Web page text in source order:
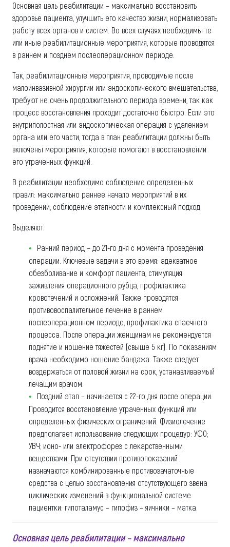
Основная цель реабилитации – максимально восстановить
здоровье пациента, улучшить его качество жизни, нормализовать
работу всех органов и систем. Во всех случаях необходимы те
или иные реабилитационные мероприятия, которые проводятся
в раннем и позднем послеоперационном периоде.
Так, реабилитационные мероприятия, проводимые после
малоинвазивной хирургии или эндоскопического вмешательства,
требуют не очень продолжительного периода времени, так как
процесс восстановления проходит достаточно быстро. Если это
внутриполостная или эндоскопическая операция с удалением
органа или его части, тогда в план реабилитации должны быть
включены мероприятия, которые помогают в восстановлении
его утраченных функций.
В реабилитации необходимо соблюдение определенных
правил: максимально раннее начало мероприятий в их
проведении, соблюдение этапности и комплексный подход.
Выделяют:
Ранний период − до 21-го дня с момента проведения
операции. Ключевые задачи в это время: адекватное
обезболивание и комфорт пациента, стимуляция
заживления операционного рубца, профилактика
кровотечений и осложнений. Также проводятся
противовоспалительное лечение в раннем
послеоперационном периоде, профилактика спаечного
процесса. После операции женщинам не рекомендуется
поднятие и ношение тяжестей (свыше 5 кг). По показаниям
врача необходимо ношение бандажа. Также следует
воздержаться от половой жизни на срок, устанавливаемый
лечащим врачом.
Поздний этап – начинается с 22-го дня после операции.
Проводится восстановление утраченных функций или
определенных физических ограничений. Физиолечение
предполагает использование следующих процедур: УФО;
УВЧ; ионо- или электрофорез с лекарственными
веществами. При отсутствии противопоказаний
назначаются комбинированные противозачаточные
средства с целью восстановления отсутствующего звена
циклических изменений в функциональной системе
пациентки: гипоталамус – гипофиз – яичники – матка.
Основная цель реабилитации – максимально